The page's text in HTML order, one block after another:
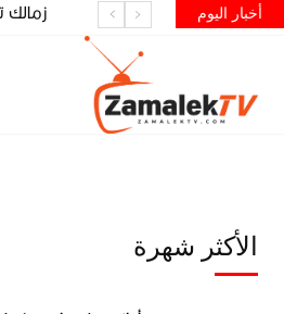
أخبار اليوم
الأكثر شهرة